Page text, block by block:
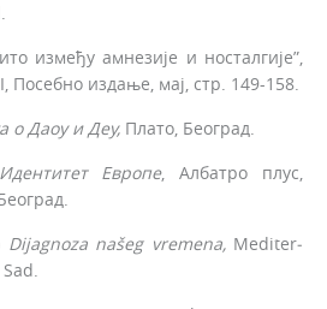
између амнезије и носталгије”,
Посебно издање, мај, стр. 149­-158.
оДаоуиДеу, Плато, Београд.
Идентитет Европе, Албатро плус,
Dijagnoza našeg vremena,Mediter­